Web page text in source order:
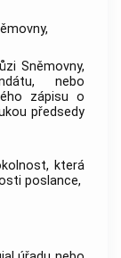
Sněmovny,
nebo
zápisu o
předsedy
která
poslance,